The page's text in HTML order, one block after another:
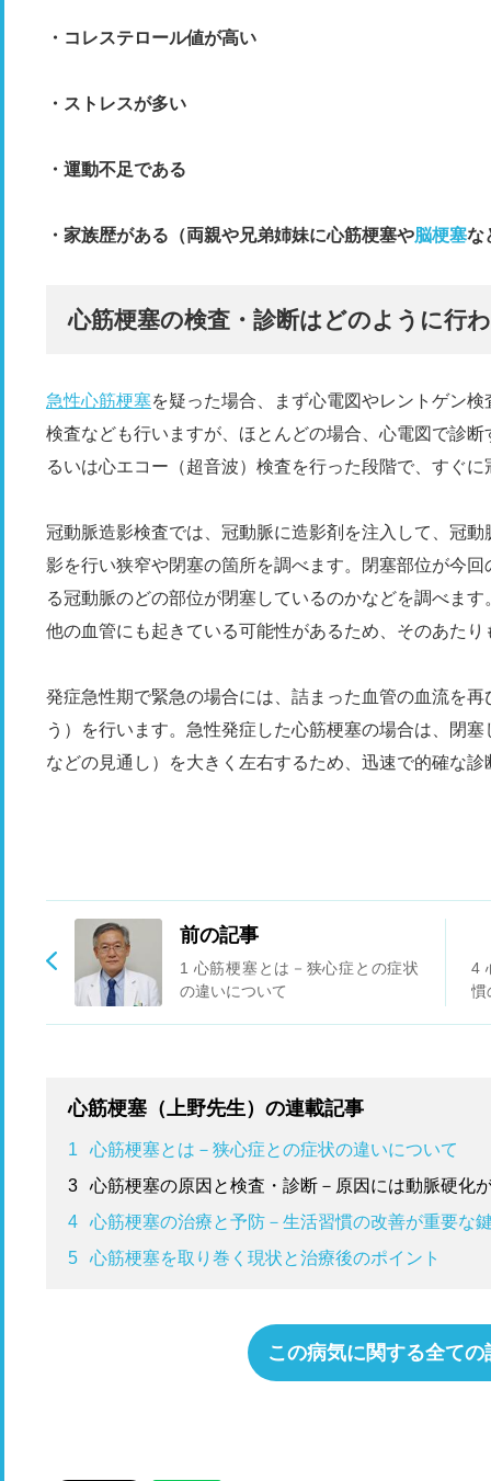
・コレステロール値が高い
・ストレスが多い
・運動不足である
・家族歴がある（両親や兄弟姉妹に心筋梗塞や脳梗塞な
心筋梗塞の検査・診断はどのように行
急性心筋梗塞を疑った場合、まず心電図やレントゲン
検査なども行いますが、ほとんどの場合、心電図で診
るいは心エコー（超音波）検査を行った段階で、すぐ
冠動脈造影検査では、冠動脈に造影剤を注入して、冠
影を行い狭窄や閉塞の箇所を調べます。閉塞部位が今
る冠動脈のどの部位が閉塞しているのかなどを調べま
他の血管にも起きている可能性があるため、そのあた
発症急性期で緊急の場合には、詰まった血管の血流を
う）を行います。急性発症した心筋梗塞の場合は、閉
などの見通し）を大きく左右するため、迅速で的確な
前の記事
1 心筋梗塞とは－狭心症との症状
の違いについて
4
慣
心筋梗塞（上野先生）の連載記事
1
心筋梗塞とは－狭心症との症状の違いについて
3
心筋梗塞の原因と検査・診断－原因には動脈硬化
4
心筋梗塞の治療と予防－生活習慣の改善が重要な
5
心筋梗塞を取り巻く現状と治療後のポイント
この病気に関する全て